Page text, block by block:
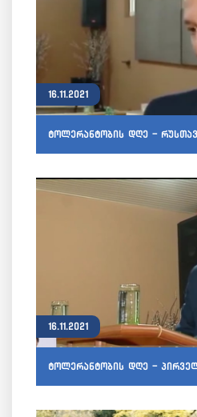
16.11.2021
ტოლერანტობის დღე -
16.11.2021
ტოლერანტობის დღე -